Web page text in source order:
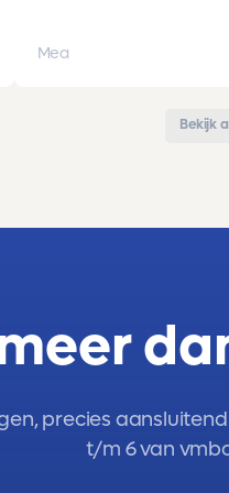
opgebouwd. Goede
Mea
Bekijk
precies
t/m 6 van